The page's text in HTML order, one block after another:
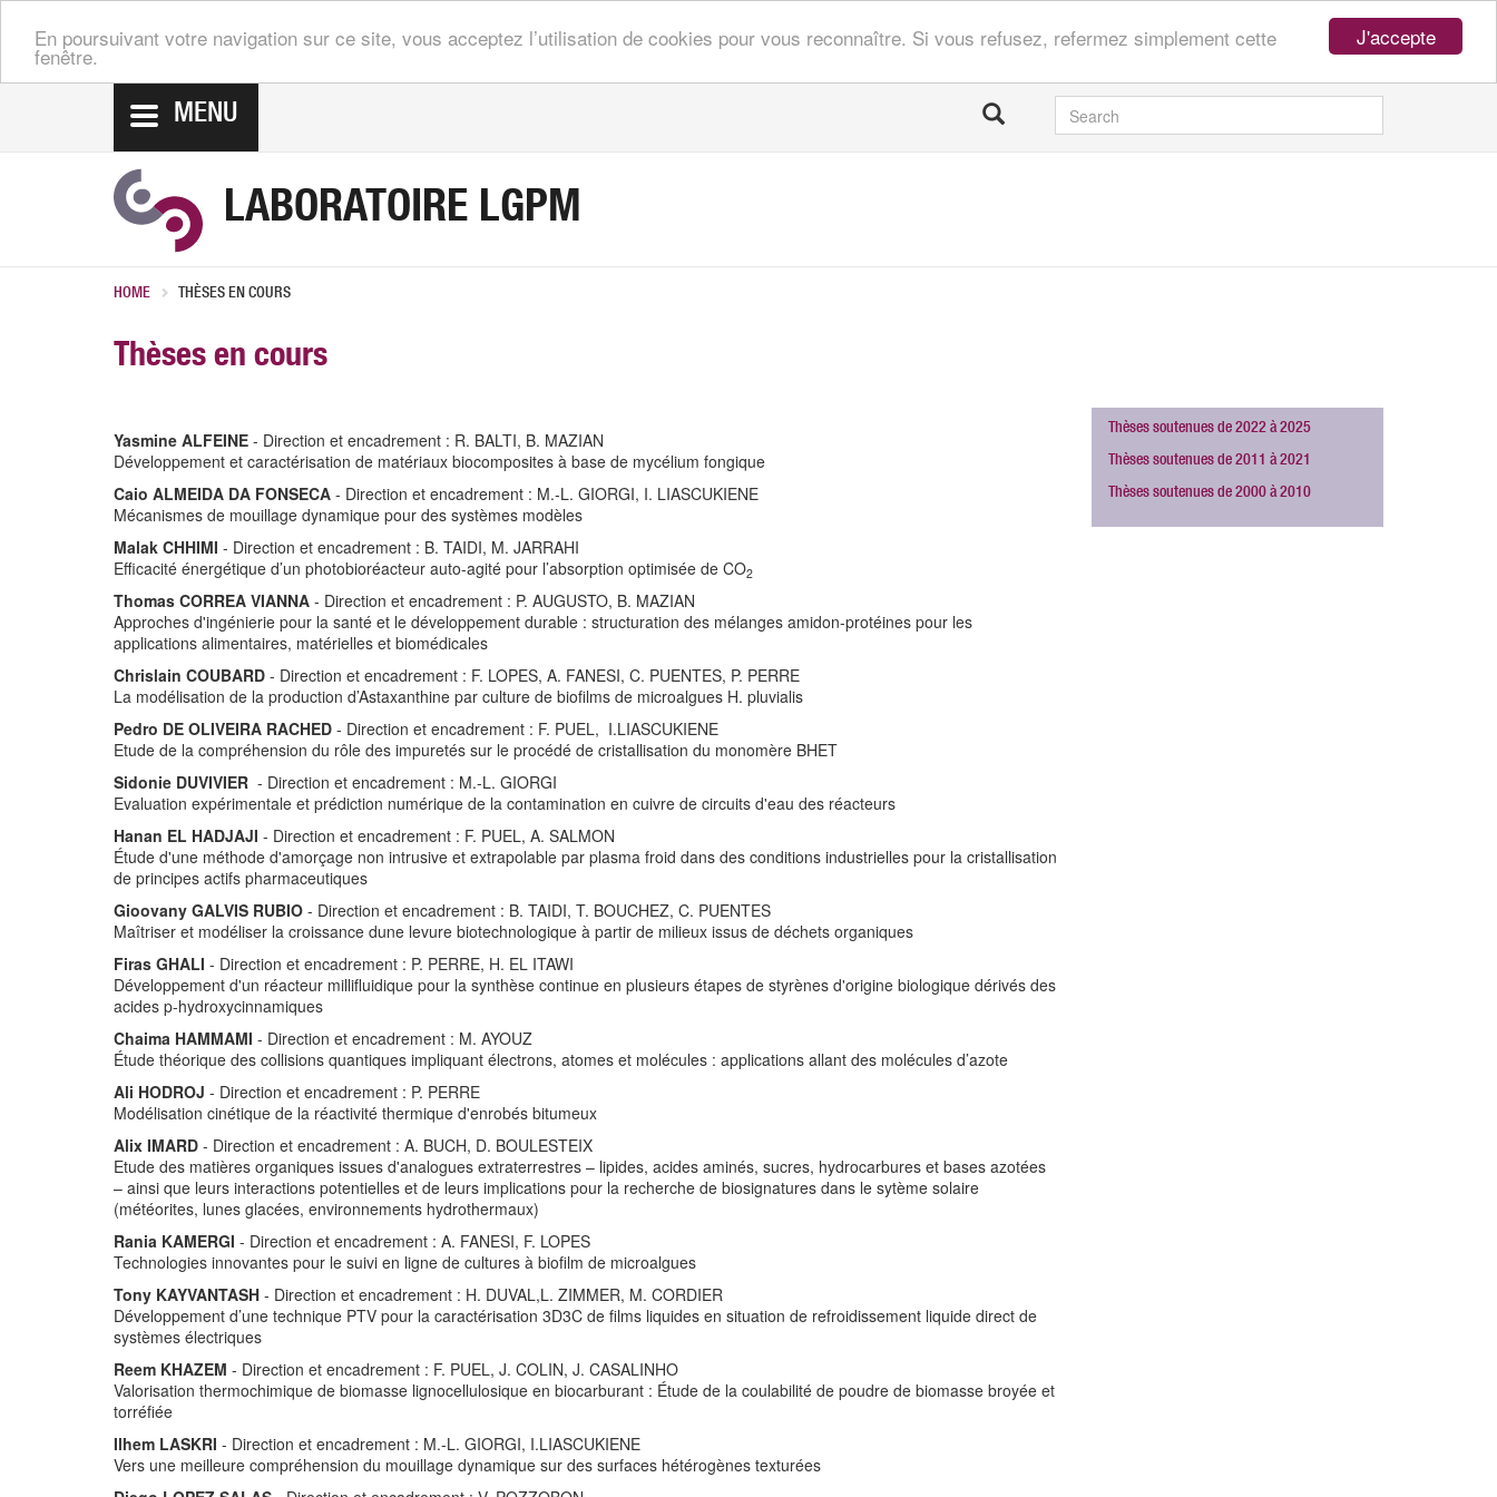
J'accepte
En poursuivant votre navigation sur ce site, vous acceptez l’utilisation de cookies pour vous reconnaître. Si vous refusez, refermez simplement cette
fenêtre.
MENU
LABORATOIRE LGPM
HOME THÈSES EN COURS
Thèses en cours
Yasmine ALFEINE - Direction et encadrement : R. BALTI, B. MAZIAN
Développement et caractérisation de matériaux biocomposites à base de mycélium fongique
Caio ALMEIDA DA FONSECA - Direction et encadrement : M.-L. GIORGI, I. LIASCUKIENE
Mécanismes de mouillage dynamique pour des systèmes modèles
Malak CHHIMI - Direction et encadrement : B. TAIDI, M. JARRAHI
Efficacité énergétique d’un photobioréacteur auto-agité pour l’absorption optimisée de CO2
Thomas CORREA VIANNA - Direction et encadrement : P. AUGUSTO, B. MAZIAN
Approches d'ingénierie pour la santé et le développement durable : structuration des mélanges amidon-protéines pour les
applications alimentaires, matérielles et biomédicales
Chrislain COUBARD - Direction et encadrement : F. LOPES, A. FANESI, C. PUENTES, P. PERRE
La modélisation de la production d’Astaxanthine par culture de biofilms de microalgues H. pluvialis
Pedro DE OLIVEIRA RACHED - Direction et encadrement : F. PUEL, I.LIASCUKIENE
Etude de la compréhension du rôle des impuretés sur le procédé de cristallisation du monomère BHET
Sidonie DUVIVIER - Direction et encadrement : M.-L. GIORGI
Evaluation expérimentale et prédiction numérique de la contamination en cuivre de circuits d'eau des réacteurs
Hanan EL HADJAJI - Direction et encadrement : F. PUEL, A. SALMON
Étude d'une méthode d'amorçage non intrusive et extrapolable par plasma froid dans des conditions industrielles pour la cristallisation
de principes actifs pharmaceutiques
Gioovany GALVIS RUBIO - Direction et encadrement : B. TAIDI, T. BOUCHEZ, C. PUENTES
Maîtriser et modéliser la croissance dune levure biotechnologique à partir de milieux issus de déchets organiques
Firas GHALI - Direction et encadrement : P. PERRE, H. EL ITAWI
Développement d'un réacteur millifluidique pour la synthèse continue en plusieurs étapes de styrènes d'origine biologique dérivés des
acides p-hydroxycinnamiques
Chaima HAMMAMI - Direction et encadrement : M. AYOUZ
Étude théorique des collisions quantiques impliquant électrons, atomes et molécules : applications allant des molécules d’azote
Ali HODROJ - Direction et encadrement : P. PERRE
Modélisation cinétique de la réactivité thermique d'enrobés bitumeux
Alix IMARD - Direction et encadrement : A. BUCH, D. BOULESTEIX
Etude des matières organiques issues d'analogues extraterrestres – lipides, acides aminés, sucres, hydrocarbures et bases azotées
– ainsi que leurs interactions potentielles et de leurs implications pour la recherche de biosignatures dans le sytème solaire
(météorites, lunes glacées, environnements hydrothermaux)
Rania KAMERGI - Direction et encadrement : A. FANESI, F. LOPES
Technologies innovantes pour le suivi en ligne de cultures à biofilm de microalgues
Tony KAYVANTASH - Direction et encadrement : H. DUVAL,L. ZIMMER, M. CORDIER
Développement d’une technique PTV pour la caractérisation 3D3C de films liquides en situation de refroidissement liquide direct de
systèmes électriques
Reem KHAZEM - Direction et encadrement : F. PUEL, J. COLIN, J. CASALINHO
Valorisation thermochimique de biomasse lignocellulosique en biocarburant : Étude de la coulabilité de poudre de biomasse broyée et
torréfiée
Ilhem LASKRI - Direction et encadrement : M.-L. GIORGI, I.LIASCUKIENE
Vers une meilleure compréhension du mouillage dynamique sur des surfaces hétérogènes texturées
Thèses soutenues de 2022 à 2025
Thèses soutenues de 2011 à 2021
Thèses soutenues de 2000 à 2010